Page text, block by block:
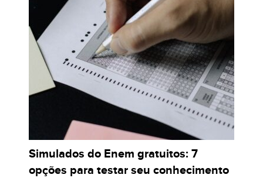
Simulados do Enem gratuitos: 7
opções para testar seu conhecimento